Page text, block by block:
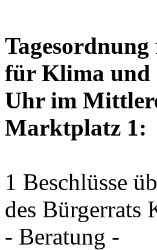
für Klima und
Uhr im
Marktplatz 1:
1 Beschlüsse
des Bürgerrats
- Beratung -